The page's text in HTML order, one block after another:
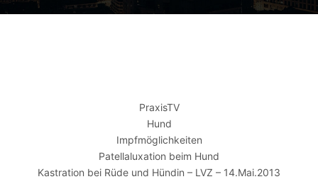
PraxisTV
Hund
Impfmöglichkeiten
Patellaluxation beim Hund
Kastration bei Rüde und Hündin – LVZ – 14.Mai.2013